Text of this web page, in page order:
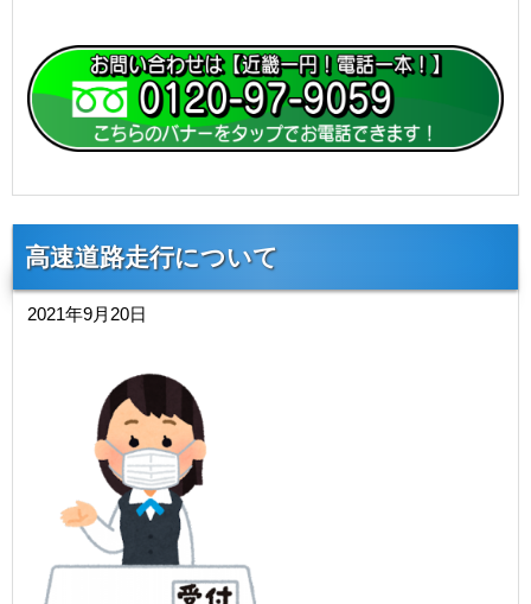
高速道路走行について
2021年9月20日